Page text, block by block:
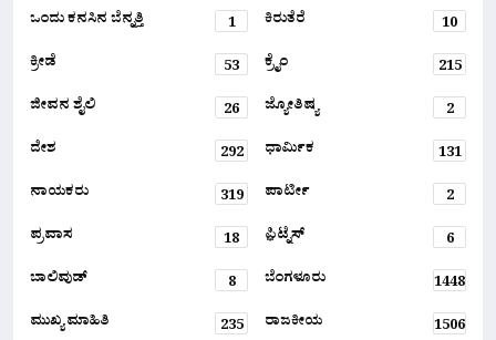
ಒಂದು ಕನಸಿನ ಬೆನ್ನತ್ತಿ
1 ಕಿರುತೆರೆ
10
ಕ್ರೀಡೆ
53 ಕ್ರೈಂ
215
ಜೀವನ ಶೈಲಿ
26 ಜ್ಯೋತಿಷ್ಯ
2
ದೇಶ
292 ಧಾರ್ಮಿಕ
131
ನಾಯಕರು
319 ಪಾರ್ಟೀ
2
ಪ್ರವಾಸ
18 ಫ಼ಿಟ್ನೆಸ್
6
ಬಾಲಿವುಡ್
8 ಬೆಂಗಳೂರು
1448
ಮುಖ್ಯ ಮಾಹಿತಿ
235 ರಾಜಕೀಯ
1506